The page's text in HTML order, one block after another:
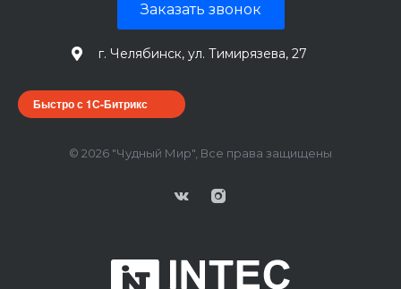
Заказать звонок
г. Челябинск, ул. Тимирязева, 27
Быстро с 1С-Битрикс
© 2026 "Чудный Мир", Все права защищены